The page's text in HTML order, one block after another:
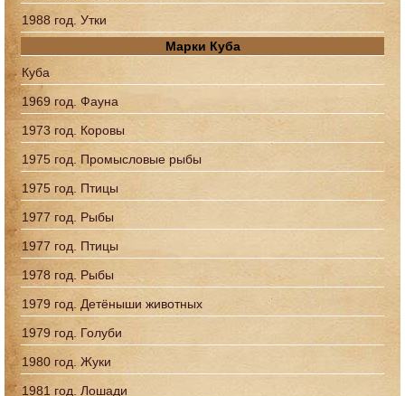
1988 год. Утки
Марки Куба
Куба
1969 год. Фауна
1973 год. Коровы
1975 год. Промысловые рыбы
1975 год. Птицы
1977 год. Рыбы
1977 год. Птицы
1978 год. Рыбы
1979 год. Детёныши животных
1979 год. Голуби
1980 год. Жуки
1981 год. Лошади